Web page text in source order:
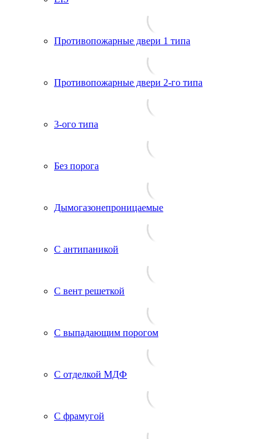
Противопожарные двери 1 типа
Противопожарные двери 2-го типа
3-ого типа
Без порога
Дымогазонепроницаемые
С антипаникой
С вент решеткой
С выпадающим порогом
С отделкой МДФ
С фрамугой